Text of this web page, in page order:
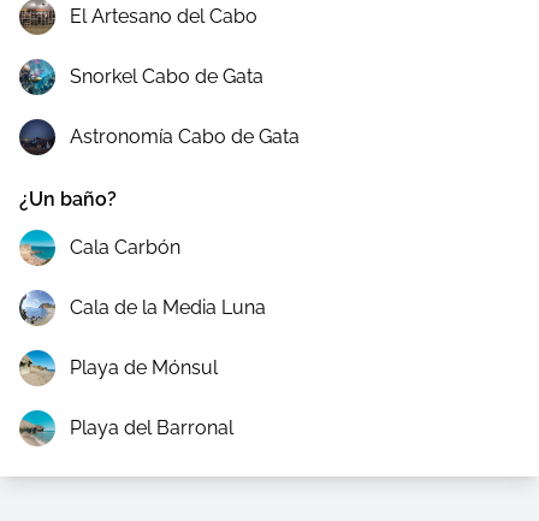
El Artesano del Cabo
Snorkel Cabo de Gata
Astronomía Cabo de Gata
¿Un baño?
Cala Carbón
Cala de la Media Luna
Playa de Mónsul
Playa del Barronal